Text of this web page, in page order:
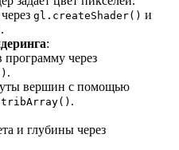
gl.createShader() и
.
:
через
.
вершин с помощью
.
и глубины через